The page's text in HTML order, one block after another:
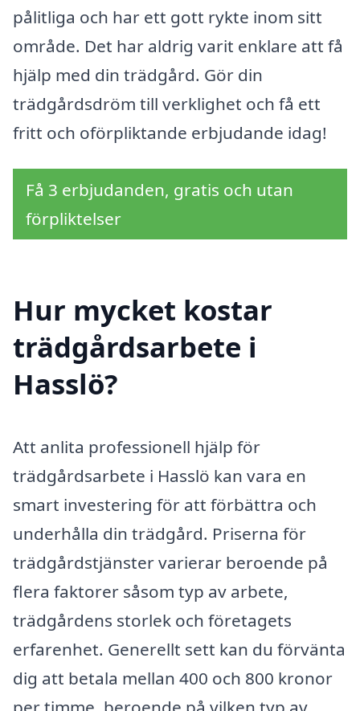
pålitliga och har ett gott rykte inom sitt
område. Det har aldrig varit enklare att få
hjälp med din trädgård. Gör din
trädgårdsdröm till verklighet och få ett
fritt och oförpliktande erbjudande idag!
Få 3 erbjudanden, gratis och utan
förpliktelser
Hur mycket kostar
trädgårdsarbete i
Hasslö?
Att anlita professionell hjälp för
trädgårdsarbete i Hasslö kan vara en
smart investering för att förbättra och
underhålla din trädgård. Priserna för
trädgårdstjänster varierar beroende på
flera faktorer såsom typ av arbete,
trädgårdens storlek och företagets
erfarenhet. Generellt sett kan du förvänta
dig att betala mellan 400 och 800 kronor